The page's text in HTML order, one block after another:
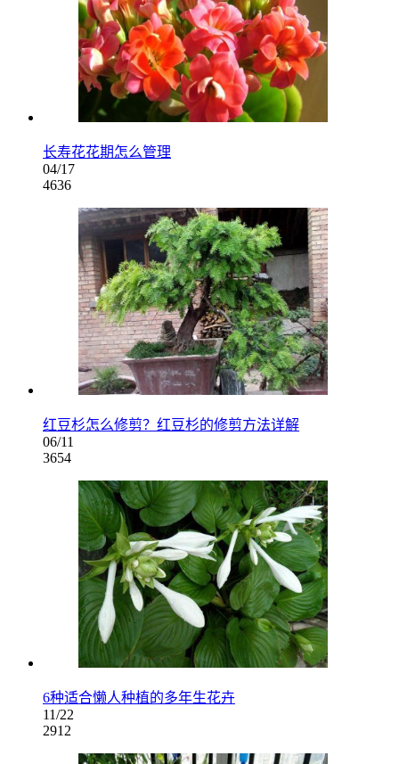
长寿花花期怎么管理
04/17
4636
红豆杉怎么修剪？红豆杉的修剪方法详解
06/11
3654
6种适合懒人种植的多年生花卉
11/22
2912